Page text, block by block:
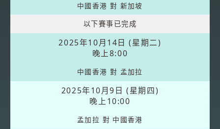
中國香港 對 新加坡
以下賽事已完成
2025年10月14日 (星期二)
晚上8:00
中國香港 對 孟加拉
2025年10月9日 (星期四)
晚上10:00
孟加拉 對 中國香港